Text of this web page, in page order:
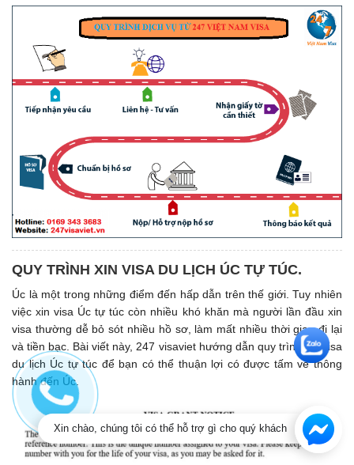
QUY TRÌNH XIN VISA DU LỊCH ÚC TỰ TÚC.
Úc là một trong những điểm đến hấp dẫn trên thế giới. Tuy nhiên
việc xin visa Úc tự túc còn nhiều khó khăn mà người lần đầu xin
visa thường dễ bỏ sót nhiều hồ sơ, làm mất nhiều thời gian đi lại
và tiền bạc. Bài viết này, 247 visaviet hướng dẫn quy trình xin visa
du lịch Úc tự túc để bạn có thể thuận lợi có được tấm vé thông
hành đến Úc.
Xin chào, chúng tôi có thể hỗ trợ gì cho quý khách